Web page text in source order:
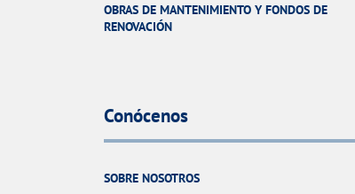
OBRAS DE MANTENIMIENTO Y FONDOS DE
RENOVACIÓN
Conócenos
SOBRE NOSOTROS